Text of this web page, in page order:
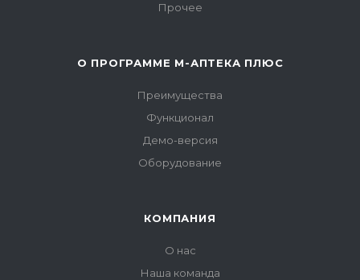
Прочее
О ПРОГРАММЕ М-АПТЕКА ПЛЮС
Преимущества
Функционал
Демо-версия
Оборудование
КОМПАНИЯ
О нас
Наша команда